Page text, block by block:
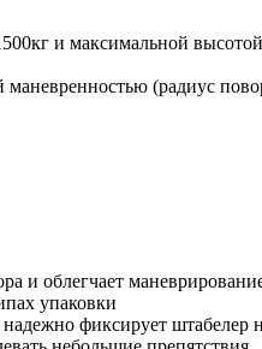
и максимальной
маневренностью (радиус
и облегчает
упаковки
фиксирует штабелер